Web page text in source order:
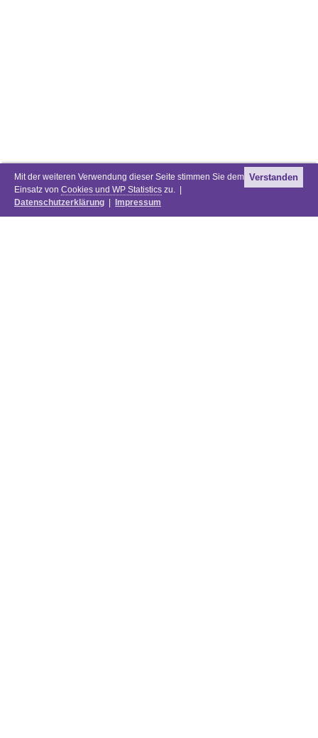
Mit der weiteren Verwendung dieser Seite stimmen Sie dem
Einsatz von Cookies und WP Statistics zu. |
Datenschutzerklärung
Impressum
Verstanden